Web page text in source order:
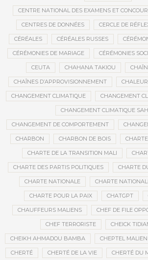
CENTRE NATIONAL DES EXAMENS ET
CENTRES DE DONNÉES CERCLE DE
CÉRÉALES CÉRÉALES RUSSES
CÉRÉMONIES DE MARIAGE CÉRÉMONIES
CEUTA CHAHANA TAKIOU
CHAÎNES D’APPROVISIONNEMENT CHALEUR
CHANGEMENT CLIMATIQUE CHANGEMENT
CHANGEMENT CLIMATIQUE
CHANGEMENT DE COMPORTEMENT
CHARBON CHARBON DE BOIS
CHARTE DE LA TRANSITION MALI
CHARTE DES PARTIS POLITIQUES CHARTE
CHARTE NATIONALE CHARTE
CHARTE POUR LA PAIX CHATGPT
CHAUFFEURS MALIENS CHEF DE FILE
CHEF TERRORISTE CHEICK
CHEIKH AHMADOU BAMBA CHEPTEL MALIEN
CHERTÉ CHERTÉ DE LA VIE CHERTÉ DU